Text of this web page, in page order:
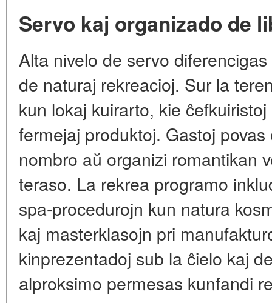
Servo kaj organizado de
Alta nivelo de servo
de naturaj rekreacioj. Sur la
kun lokaj kuirarto, kie
fermejaj produktoj. Gastoj
nombro aŭ organizi romantikan
teraso. La rekrea programo
spa-procedurojn kun natura
kaj masterklasojn pri
kinprezentadoj sub la ĉielo kaj
alproksimo permesas kunfandi